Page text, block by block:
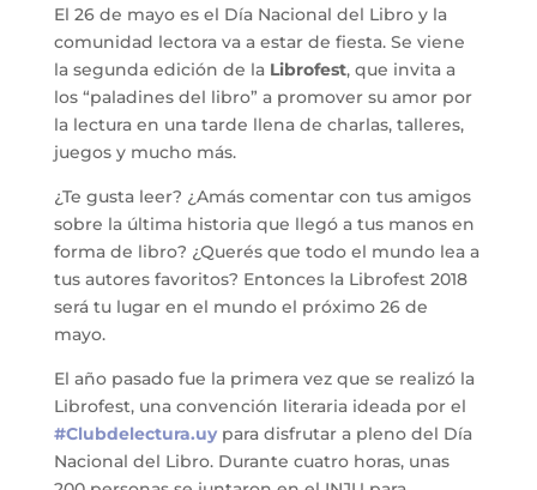
El 26 de mayo es el Día Nacional del Libro y la
comunidad lectora va a estar de fiesta. Se viene
la segunda edición de la Librofest, que invita a
los “paladines del libro” a promover su amor por
la lectura en una tarde llena de charlas, talleres,
juegos y mucho más.
¿Te gusta leer? ¿Amás comentar con tus amigos
sobre la última historia que llegó a tus manos en
forma de libro? ¿Querés que todo el mundo lea a
tus autores favoritos? Entonces la Librofest 2018
será tu lugar en el mundo el próximo 26 de
mayo.
El año pasado fue la primera vez que se realizó la
Librofest, una convención literaria ideada por el
#Clubdelectura.uypara disfrutar a pleno del Día
Nacional del Libro. Durante cuatro horas, unas